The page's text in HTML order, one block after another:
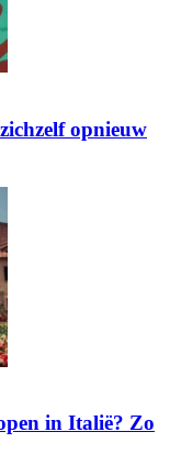
opnieuw
in Italië? Zo